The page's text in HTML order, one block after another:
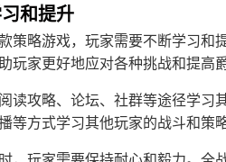
和提升
策略游戏，玩家需要不断学习和
玩家更好地应对各种挑战和提高
读攻略、论坛、社群等途径学习
等方式学习其他玩家的战斗和策略